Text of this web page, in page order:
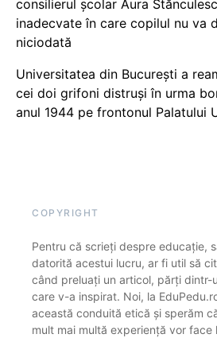
consilierul școlar Aura
inadecvate în care copilul nu va
niciodată
Universitatea din București a
cei doi grifoni distruși în urma
anul 1944 pe frontonul Palatului
COPYRIGHT
Pentru că scrieți despre educație,
datorită acestui lucru, ar fi util să
când preluați un articol, părți dintr-
care v-a inspirat. Noi, la
această conduită etică și sperăm
mult mai multă experiență vor face